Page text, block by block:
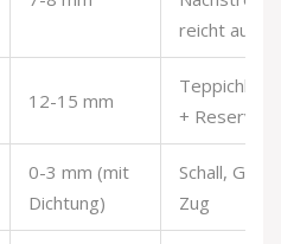
reicht aus
12-15 mm
+ Reserve
0-3 mm (mit
Dichtung)
Schall,
Zug